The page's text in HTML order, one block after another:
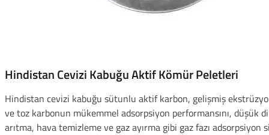
Hindistan Cevizi Kabuğu Aktif Kömür Peletleri
Hindistan cevizi kabuğu sütunlu aktif karbon, gelişmiş
ve toz karbonun mükemmel adsorpsiyon performansını,
arıtma, hava temizleme ve gaz ayırma gibi gaz fazı